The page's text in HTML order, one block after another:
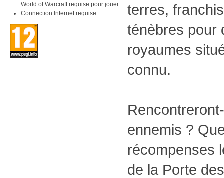
World of Warcraft requise pour jouer.
Connection Internet requise
terres,
ténèbres pour
royaumes
connu.
ennemis ?
récompenses
de la Porte